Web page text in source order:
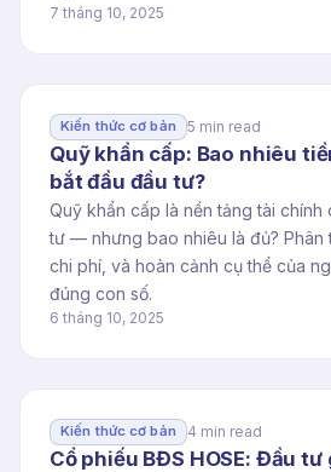
7 tháng 10, 2025
Kiến thức cơ bản 5 min read
Quỹ khẩn cấp: Bao nhiêu
bắt đầu đầu tư?
Quỹ khẩn cấp là nền tảng tài
tư — nhưng bao nhiêu là đủ? Phân
chi phí, và hoàn cảnh cụ thể của
đúng con số.
6 tháng 10, 2025
Kiến thức cơ bản 4 min read
Cổ phiếu BĐS HOSE: Đầu